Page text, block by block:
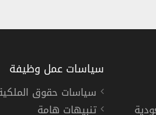
سياسات عمل وظيفة
سياسات حقوق
تنبيهات هامة